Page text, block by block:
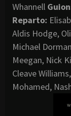
Whannell
Reparto:
Aldis Hodge,
Michael
Meegan, Nick
Cleave
Mohamed,